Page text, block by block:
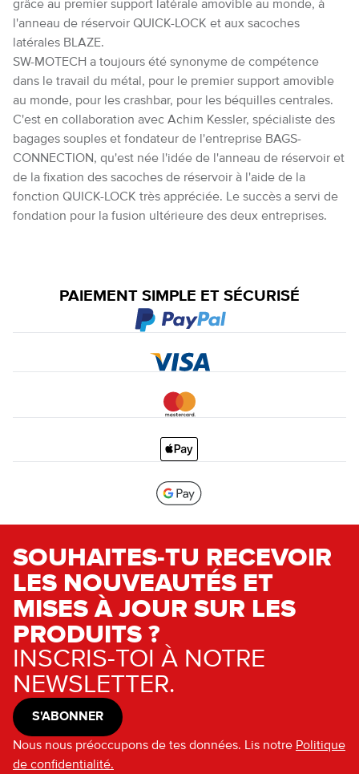
grâce au premier support latérale amovible au monde, à
l'anneau de réservoir QUICK-LOCK et aux sacoches
latérales BLAZE.
SW-MOTECH a toujours été synonyme de compétence
dans le travail du métal, pour le premier support amovible
au monde, pour les crashbar, pour les béquilles centrales.
C'est en collaboration avec Achim Kessler, spécialiste des
bagages souples et fondateur de l'entreprise BAGS-
CONNECTION, qu'est née l'idée de l'anneau de réservoir et
de la fixation des sacoches de réservoir à l'aide de la
fonction QUICK-LOCK très appréciée. Le succès a servi de
fondation pour la fusion ultérieure des deux entreprises.
PAIEMENT SIMPLE ET SÉCURISÉ
SOUHAITES-TU RECEVOIR
LES NOUVEAUTÉS ET
MISES À JOUR SUR LES
PRODUITS ?
INSCRIS-TOI À NOTRE
NEWSLETTER.
S'ABONNER
Nous nous préoccupons de tes données. Lis notre Politique
de confidentialité.